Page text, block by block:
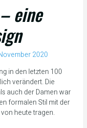
eine
2020
in den letzten 100
verändert. Die
auch der Damen war
formalen Stil mit der
heute tragen.